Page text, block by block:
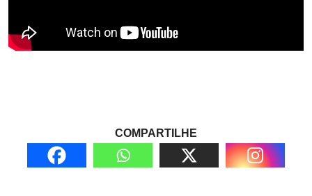
COMPARTILHE